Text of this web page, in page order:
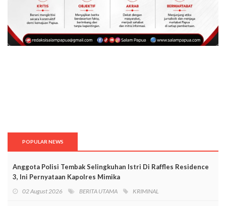
POPULAR NEWS
Anggota Polisi Tembak Selingkuhan Istri Di Raffles Residence
3, Ini Pernyataan Kapolres Mimika
02 August 2026 BERITA UTAMA KRIMINAL